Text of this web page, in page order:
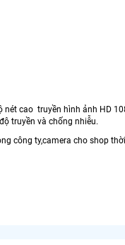
cao truyền hình ảnh HD
truyền và chống nhiễu.
công ty,camera cho shop